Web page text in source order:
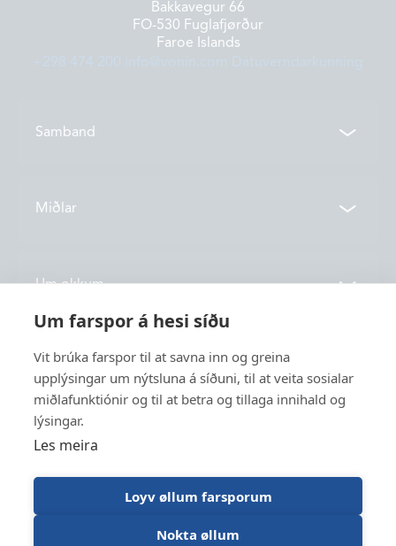
Bakkavegur 66
FO-530 Fuglafjørður
Faroe Islands
Samband
Miðlar
Katalog
Um okkum
Nýskapan
Burðardygd
Størv
Service
Tænasta
Fiskivinna
Trawl Log
Um farspor á hesi síðu
Vit brúka farspor til at savna inn og greina
upplýsingar um nýtsluna á síðuni, til at veita sosialar
miðlafunktiónir og til at betra og tillaga innihald og
lýsingar.
Les meira
Loyv øllum farsporum
Nokta øllum